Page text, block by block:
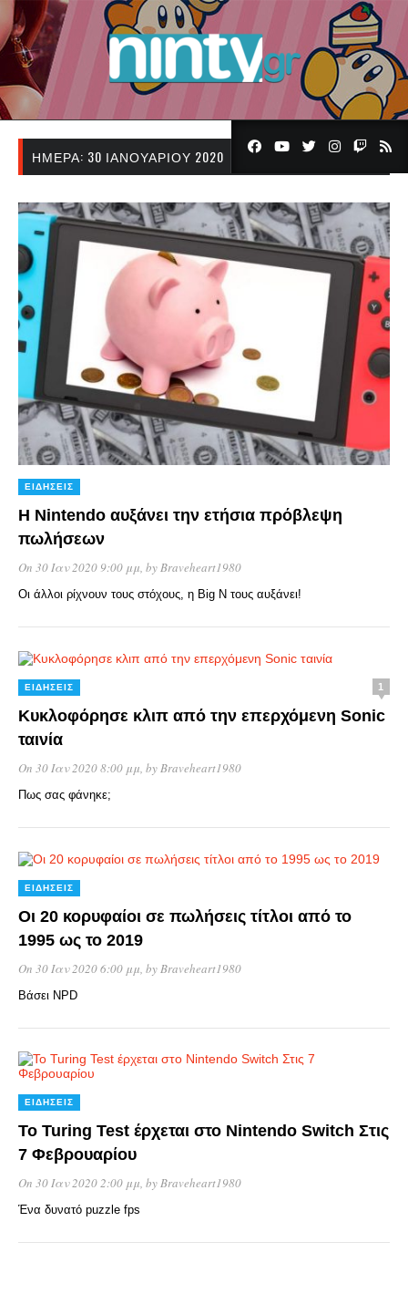
ΗΜΈΡΑ: 30 ΙΑΝΟΥΑΡΊΟΥ 2020
ΕΙΔΉΣΕΙΣ
Η Nintendo αυξάνει την ετήσια πρόβλεψη
πωλήσεων
On 30 Ιαν 2020 9:00 μμ, byBraveheart1980
Οι άλλοι ρίχνουν τους στόχους, η Big N τους αυξάνει!
ΕΙΔΉΣΕΙΣ 1
Κυκλοφόρησε κλιπ από την επερχόμενη Sonic
ταινία
On 30 Ιαν 2020 8:00 μμ, byBraveheart1980
Πως σας φάνηκε;
ΕΙΔΉΣΕΙΣ
Οι 20 κορυφαίοι σε πωλήσεις τίτλοι από το
1995 ως το 2019
On 30 Ιαν 2020 6:00 μμ, byBraveheart1980
Βάσει NPD
ΕΙΔΉΣΕΙΣ
To Turing Test έρχεται στο Nintendo Switch Στις
7 Φεβρουαρίου
On 30 Ιαν 2020 2:00 μμ, byBraveheart1980
Ένα δυνατό puzzle fps